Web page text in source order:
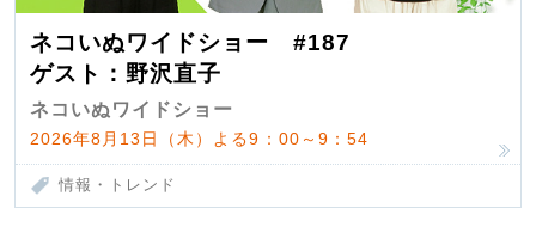
ネコいぬワイドショー #187
ゲスト：野沢直子
ネコいぬワイドショー
2026年8月13日（木）よる9：00～9：54
情報・トレンド